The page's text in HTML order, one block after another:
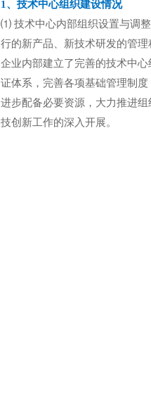
1、技术中心组织建设情况
⑴ 技术中心内部组织设置与调
行的新产品、新技术研发的管
企业内部建立了完善的技术中
证体系，完善各项基础管理制
进步配备必要资源，大力推进
技创新工作的深入开展。